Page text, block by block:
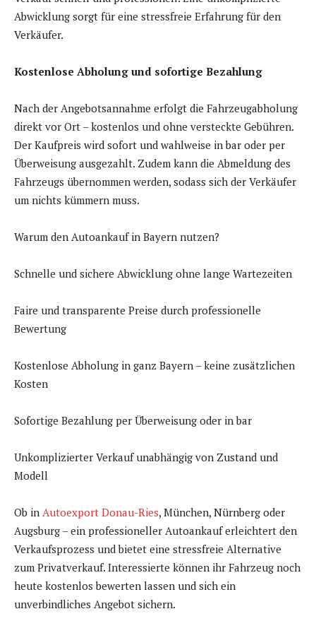
Abwicklung sorgt für eine stressfreie Erfahrung für den
Verkäufer.
Kostenlose Abholung und sofortige Bezahlung
Nach der Angebotsannahme erfolgt die Fahrzeugabholung
direkt vor Ort – kostenlos und ohne versteckte Gebühren.
Der Kaufpreis wird sofort und wahlweise in bar oder per
Überweisung ausgezahlt. Zudem kann die Abmeldung des
Fahrzeugs übernommen werden, sodass sich der Verkäufer
um nichts kümmern muss.
Warum den Autoankauf in Bayern nutzen?
Schnelle und sichere Abwicklung ohne lange Wartezeiten
Faire und transparente Preise durch professionelle
Bewertung
Kostenlose Abholung in ganz Bayern – keine zusätzlichen
Kosten
Sofortige Bezahlung per Überweisung oder in bar
Unkomplizierter Verkauf unabhängig von Zustand und
Modell
Ob in Autoexport Donau-Ries, München, Nürnberg oder
Augsburg – ein professioneller Autoankauf erleichtert den
Verkaufsprozess und bietet eine stressfreie Alternative
zum Privatverkauf. Interessierte können ihr Fahrzeug noch
heute kostenlos bewerten lassen und sich ein
unverbindliches Angebot sichern.